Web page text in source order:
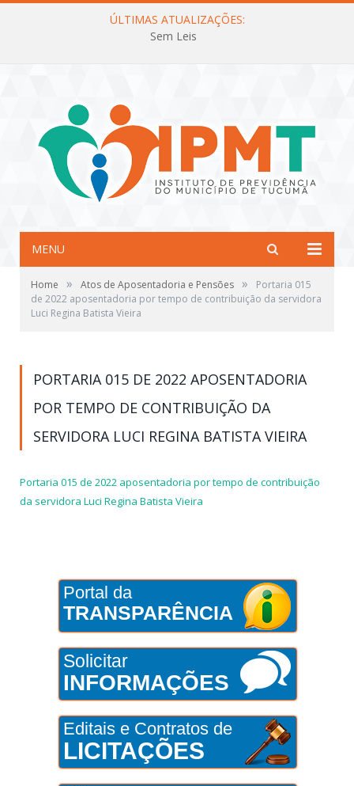
ÚLTIMAS ATUALIZAÇÕES:
Sem Leis
MENU
Home » Atos de Aposentadoria e Pensões »
Portaria 015
de 2022 aposentadoria por tempo de contribuição da servidora
Luci Regina Batista Vieira
PORTARIA 015 DE 2022 APOSENTADORIA
POR TEMPO DE CONTRIBUIÇÃO DA
SERVIDORA LUCI REGINA BATISTA VIEIRA
Portaria 015 de 2022 aposentadoria por tempo de contribuição
da servidora Luci Regina Batista Vieira
Portal da
TRANSPARÊNCIA
Solicitar
INFORMAÇÕES
Editais e Contratos de
LICITAÇÕES